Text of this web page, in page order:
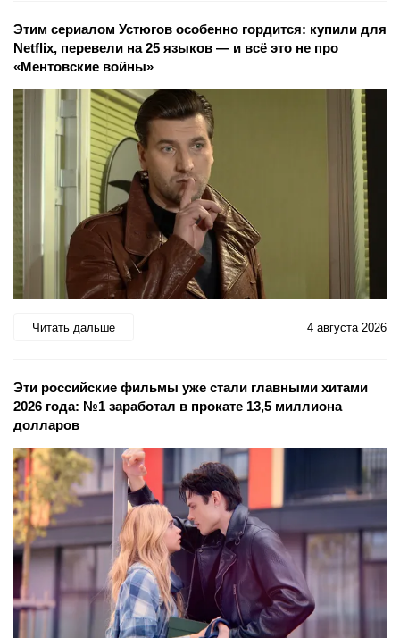
Этим сериалом Устюгов особенно гордится: купили для
Netflix, перевели на 25 языков — и всё это не про
«Ментовские войны»
Читать дальше 4 августа 2026
Эти российские фильмы уже стали главными хитами
2026 года: №1 заработал в прокате 13,5 миллиона
долларов